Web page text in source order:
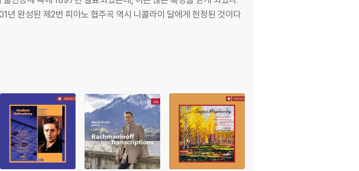
완성된 제2번 피아노 협주곡 역시 니콜라이 달에게 헌정된 것이다.